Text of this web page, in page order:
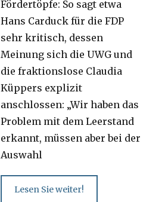
Fördertöpfe: So sagt etwa
Hans Carduck für die FDP
sehr kritisch, dessen
Meinung sich die UWG und
die fraktionslose Claudia
Küppers explizit
anschlossen: „Wir haben das
Problem mit dem Leerstand
erkannt, müssen aber bei der
Auswahl
Lesen Sie weiter!